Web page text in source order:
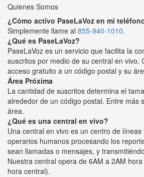
Quienes Somos
¿Cómo activo PaseLaVoz en mi
Simplemente llame al 855-940-1010.
¿Qué es PaseLaVoz?
PaseLaVoz es un servicio que facilita la
suscritos por medio de su central en vivo.
acceso gratuito a un código postal y su
Área Próxima
La cantidad de suscritos determina el
alrededor de un código postal. Entre más
área.
¿Qué es una central en vivo?
Una central en vivo es un centro de líneas
operarios humanos procesando los
sean llamadas o mensajes, y
Nuestra central opera de 6AM a 2AM
hora central).